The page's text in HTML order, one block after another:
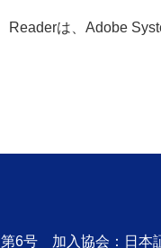
Readerは、Adobe
6号 加入協会：日本